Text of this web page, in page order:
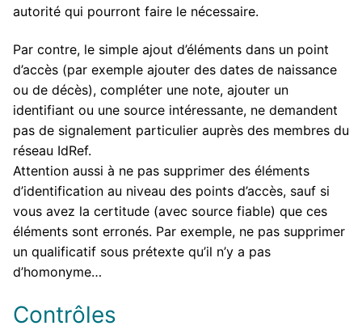
autorité qui pourront faire le nécessaire.
Par contre, le simple ajout d’éléments dans un point
d’accès (par exemple ajouter des dates de naissance
ou de décès), compléter une note, ajouter un
identifiant ou une source intéressante, ne demandent
pas de signalement particulier auprès des membres du
réseau IdRef.
Attention aussi à ne pas supprimer des éléments
d’identification au niveau des points d’accès, sauf si
vous avez la certitude (avec source fiable) que ces
éléments sont erronés. Par exemple, ne pas supprimer
un qualificatif sous prétexte qu’il n’y a pas
d’homonyme…
Contrôles